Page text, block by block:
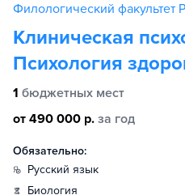
Филологический
Клиническая
Психология
1 бюджетных мест
от 490 000 р. за год
Обязательно:
русский язык
биология